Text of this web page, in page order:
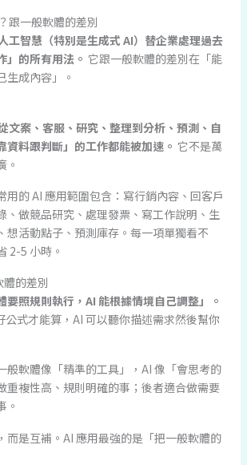
跟一般軟體的差別
工智慧（特別是生成式 AI）替企業處理過去
」的所有用法。 它跟一般軟體的差別在「能
生成內容」。
文案、客服、研究、整理到分析、預測、自
資料跟判斷」的工作都能被加速。 它不是萬
。
用的 AI 應用範圍包含：寫行銷內容、回客戶
、做競品研究、處理發票、寫工作說明、生
想活動點子、預測庫存。每一項單獨看不
2-5 小時。
體的差別
要照規則執行，AI 能根據情境自己調整」。
公式才能算，AI 可以聽你描述需求然後幫你
般軟體像「精準的工具」，AI 像「會思考的
重複性高、規則明確的事；後者適合做需要
。
而是互補。AI 應用最強的是「把一般軟體的